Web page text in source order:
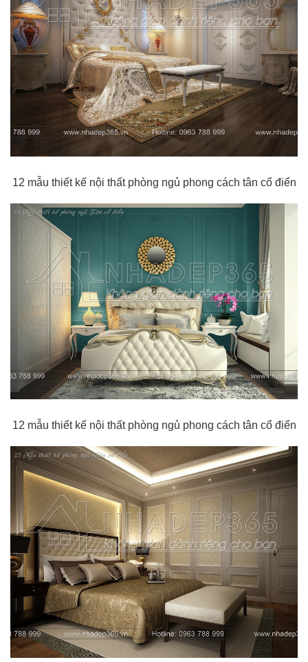
12 mẫu thiết kế nội thất phòng ngủ phong cách tân cổ điển
12 mẫu thiết kế nội thất phòng ngủ phong cách tân cổ điển